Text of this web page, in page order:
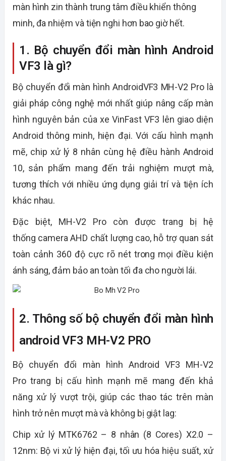
màn hình zin thành trung tâm điều khiển thông
minh, đa nhiệm và tiện nghi hơn bao giờ hết.
1. Bộ chuyển đổi màn hình Android
VF3 là gì?
Bộ chuyển đổi màn hình AndroidVF3 MH-V2 Pro là
giải pháp công nghệ mới nhất giúp nâng cấp màn
hình nguyên bản của xe VinFast VF3 lên giao diện
Android thông minh, hiện đại. Với cấu hình mạnh
mẽ, chip xử lý 8 nhân cùng hệ điều hành Android
10, sản phẩm mang đến trải nghiệm mượt mà,
tương thích với nhiều ứng dụng giải trí và tiện ích
khác nhau.
Đặc biệt, MH-V2 Pro còn được trang bị hệ
thống camera AHD chất lượng cao, hỗ trợ quan sát
toàn cảnh 360 độ cực rõ nét trong mọi điều kiện
ánh sáng, đảm bảo an toàn tối đa cho người lái.
2. Thông số bộ chuyển đổi màn hình
android VF3 MH-V2 PRO
Bộ chuyển đổi màn hình Android VF3 MH-V2
Protrang bị cấu hình mạnh mẽ mang đến khả
năng xử lý vượt trội, giúp các thao tác trên màn
hình trở nên mượt mà và không bị giật lag:
Chip xử lý MTK6762 – 8 nhân (8 Cores) X2.0 –
12nm: Bộ vi xử lý hiện đại, tối ưu hóa hiệu suất, xử